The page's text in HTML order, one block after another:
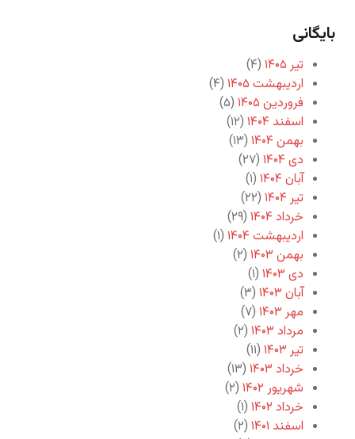
بایگانی
تیر ۱۴۰۵
(۴)
اردیبهشت ۱۴۰۵
(۴)
فروردین ۱۴۰۵
(۵)
اسفند ۱۴۰۴
(۱۲)
بهمن ۱۴۰۴
(۱۳)
دی ۱۴۰۴
(۲۷)
آبان ۱۴۰۴
(۱)
تیر ۱۴۰۴
(۲۲)
خرداد ۱۴۰۴
(۲۹)
اردیبهشت ۱۴۰۴
(۱)
بهمن ۱۴۰۳
(۲)
دی ۱۴۰۳
(۱)
آبان ۱۴۰۳
(۳)
مهر ۱۴۰۳
(۷)
مرداد ۱۴۰۳
(۲)
تیر ۱۴۰۳
(۱۱)
خرداد ۱۴۰۳
(۱۳)
شهریور ۱۴۰۲
(۲)
خرداد ۱۴۰۲
(۱)
اسفند ۱۴۰۱
(۲)